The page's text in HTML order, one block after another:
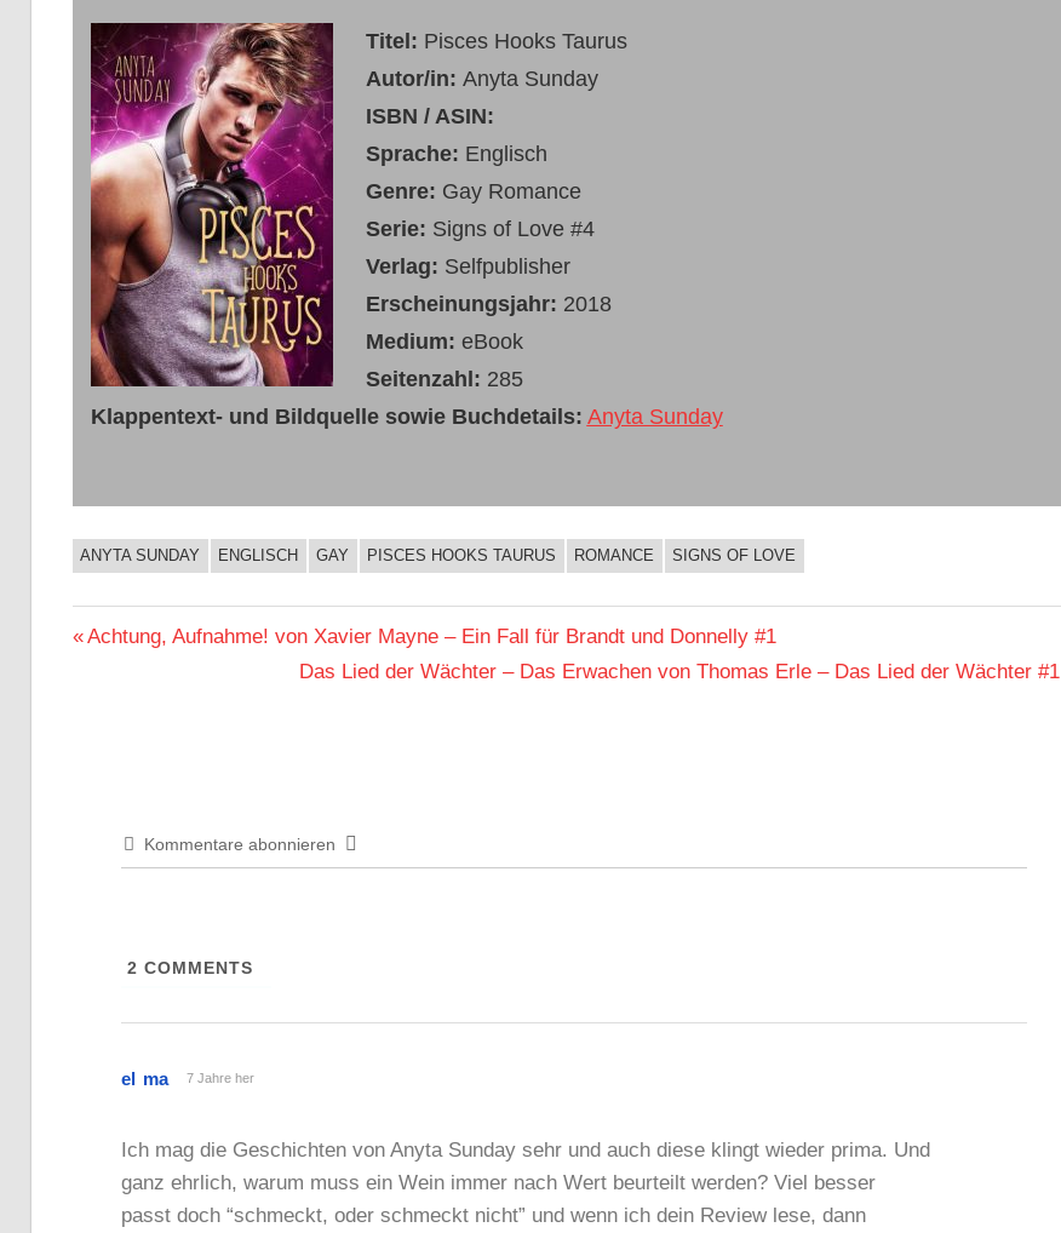
Titel: Pisces Hooks Taurus
Autor/in: Anyta Sunday
ISBN / ASIN:
Sprache: Englisch
Genre: Gay Romance
Serie: Signs of Love #4
Verlag: Selfpublisher
Erscheinungsjahr: 2018
Medium: eBook
Seitenzahl: 285
Klappentext- und Bildquelle sowie Buchdetails: Anyta Sunday
BUCHIGES
ANYTA SUNDAY ENGLISCH GAY PISCES HOOKS TAURUS ROMANCE SIGNS OF LOVE
Beitragsnavigation
Vorheriger
Achtung, Aufnahme! von Xavier Mayne – Ein Fall für Brandt und Donnelly #1
Nächster
Das Lied der Wächter – Das Erwachen von Thomas Erle – Das Lied der Wächter #1
Kommentare abonnieren
2 COMMENTS
el ma 7 Jahre her
Ich mag die Geschichten von Anyta Sunday sehr und auch diese klingt wieder prima. Und
ganz ehrlich, warum muss ein Wein immer nach Wert beurteilt werden? Viel besser
passt doch “schmeckt, oder schmeckt nicht” und wenn ich dein Review lese, dann